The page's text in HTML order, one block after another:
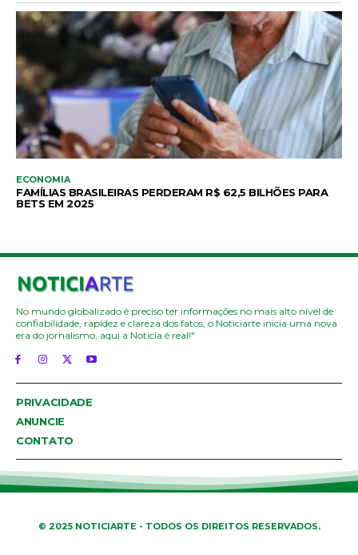
ECONOMIA
FAMÍLIAS BRASILEIRAS PERDERAM R$ 62,5 BILHÕES PARA
BETS EM 2025
No mundo globalizado é preciso ter informações no mais alto nível de
confiabilidade, rapidez e clareza dos fatos, o Noticiarte inicia uma nova
era do jornalismo, aqui a Noticia é real!"
PRIVACIDADE
ANUNCIE
CONTATO
© 2025 NOTICIARTE - TODOS OS DIREITOS RESERVADOS.